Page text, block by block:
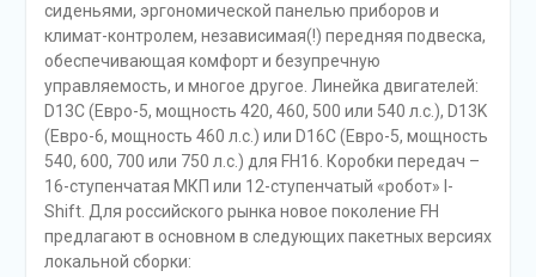
сиденьями, эргономической панелью приборов и
климат-контролем, независимая(!) передняя подвеска,
обеспечивающая комфорт и безупречную
управляемость, и многое другое. Линейка двигателей:
D13C (Евро-5, мощность 420, 460, 500 или 540 л.с.), D13K
(Евро-6, мощность 460 л.с.) или D16C (Евро-5, мощность
540, 600, 700 или 750 л.с.) для FH16. Коробки передач –
16-ступенчатая МКП или 12-ступенчатый «робот» I-
Shift. Для российского рынка новое поколение FH
предлагают в основном в следующих пакетных версиях
локальной сборки: